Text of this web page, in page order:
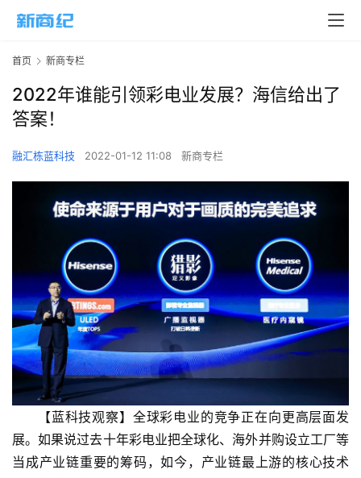
首页 新商专栏
2022年谁能引领彩电业发展？海信给出了
答案！
融汇栋蓝科技 2022-01-12 11:08 新商专栏
【蓝科技观察】全球彩电业的竞争正在向更高层面发
展。如果说过去十年彩电业把全球化、海外并购设立工厂等
当成产业链重要的筹码，如今，产业链最上游的核心技术